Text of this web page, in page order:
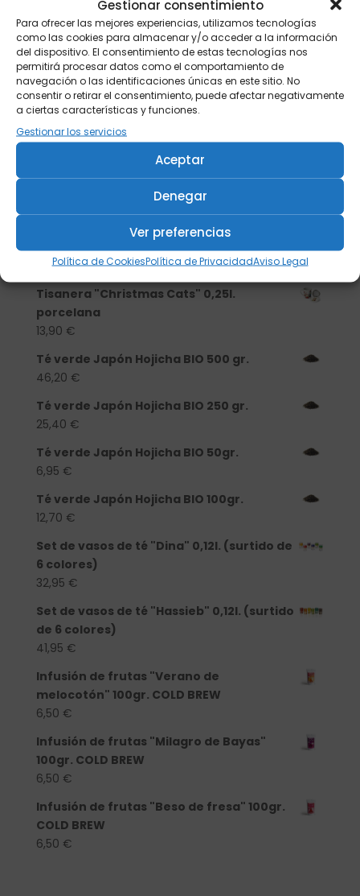
Gestionar consentimiento
Para ofrecer las mejores experiencias, utilizamos tecnologías
como las cookies para almacenar y/o acceder a la información
del dispositivo. El consentimiento de estas tecnologías nos
permitirá procesar datos como el comportamiento de
navegación o las identificaciones únicas en este sitio. No
consentir o retirar el consentimiento, puede afectar negativamente
a ciertas características y funciones.
Gestionar los servicios
Aceptar
Denegar
Ver preferencias
Política de CookiesPolítica de PrivacidadAviso Legal
Buscar
Productos
Tisanera "Christmas Cats" 0,25l.
porcelana
13,90 €
Té verde Japón Hojicha BIO 500 gr.
46,20 €
Té verde Japón Hojicha BIO 250 gr.
25,40 €
Té verde Japón Hojicha BIO 50gr.
6,95 €
Té verde Japón Hojicha BIO 100gr.
12,70 €
Set de vasos de té "Dina" 0,12l. (surtido de
6 colores)
32,95 €
Set de vasos de té "Hassieb" 0,12l. (surtido
de 6 colores)
41,95 €
Infusión de frutas "Verano de
melocotón" 100gr. COLD BREW
6,50 €
Infusión de frutas "Milagro de Bayas"
100gr. COLD BREW
6,50 €
Infusión de frutas "Beso de fresa" 100gr.
COLD BREW
6,50 €